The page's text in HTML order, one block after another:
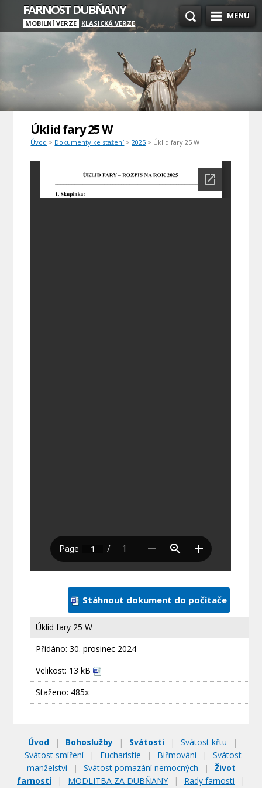
MENU
FARNOST DUBŇANY
MOBILNÍ VERZE KLASICKÁ VERZE
Úklid fary 25 W
Úvod > Dokumenty ke stažení >2025 > Úklid fary 25 W
Stáhnout dokument do počítače
Úklid fary 25 W
Přidáno:30. prosinec 2024
Velikost: 13 kB
Staženo: 485x
Úvod | Bohoslužby | Svátosti | Svátost křtu
|
Svátost smíření
| Eucharistie | Biřmování |
Svátost
manželství
| Svátost pomazání nemocných |
Život
farnosti
| MODLITBA ZA DUBŇANY | Rady farnosti |